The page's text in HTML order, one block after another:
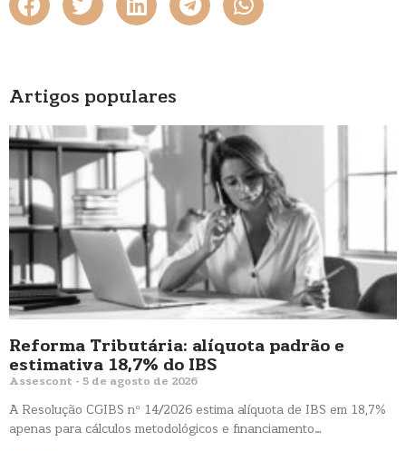
Artigos populares
Reforma Tributária: alíquota padrão e
estimativa 18,7% do IBS
Assescont 5 de agosto de 2026
A Resolução CGIBS nº 14/2026 estima alíquota de IBS em 18,7%
apenas para cálculos metodológicos e financiamento…